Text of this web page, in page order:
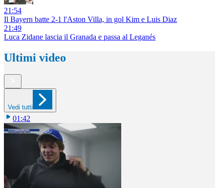
21:54
Il Bayern batte 2-1 l'Aston Villa, in gol Kim e Luis Diaz
21:49
Luca Zidane lascia il Granada e passa al Leganés
Ultimi video
Vedi tutti
01:42